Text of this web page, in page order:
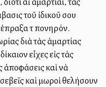
τοῦ ἰδικοῦ σου
τὸ πονηρόν.
διὰ τὰς ἁμαρτίας
εἶχες εἰς τὰς
ἀποφάσεις καὶ νὰ
καὶ μωροὶ θελήσουν